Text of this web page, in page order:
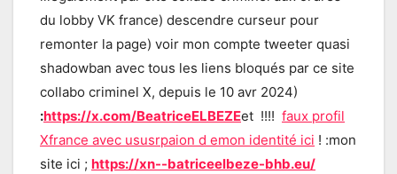
du lobby VK france) descendre curseur pour
remonter la page) voir mon compte tweeter quasi
shadowban avec tous les liens bloqués par ce site
collabo criminel X, depuis le 10 avr 2024)
:https://x.com/BeatriceELBEZEet !!!! faux profil
Xfrance avec ususrpaion d emon identité ici ! :mon
site ici ; https://xn--batriceelbeze-bhb.eu/